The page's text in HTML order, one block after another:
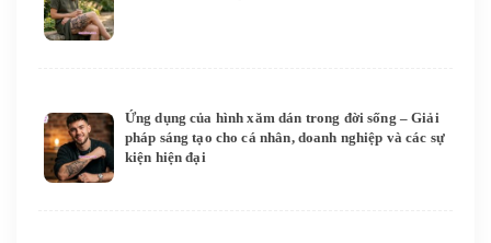
Ứng dụng của hình xăm dán trong đời sống – Giải
pháp sáng tạo cho cá nhân, doanh nghiệp và các sự
kiện hiện đại